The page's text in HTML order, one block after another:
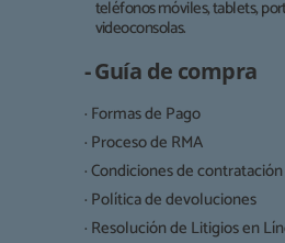
teléfonos móviles, tablets,
videoconsolas.
- Guía de compra
· Formas de Pago
· Proceso de RMA
· Condiciones de contratación
· Política de devoluciones
· Resolución de Litigios en
Responsable:
Finalidad:
Destinatarios:
Derechos: